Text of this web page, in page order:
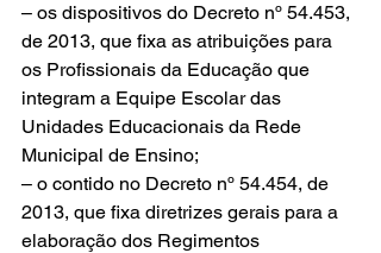
– os dispositivos do Decreto nº 54.453,
de 2013, que fixa as atribuições para
os Profissionais da Educação que
integram a Equipe Escolar das
Unidades Educacionais da Rede
Municipal de Ensino;
– o contido no Decreto nº 54.454, de
2013, que fixa diretrizes gerais para a
elaboração dos Regimentos